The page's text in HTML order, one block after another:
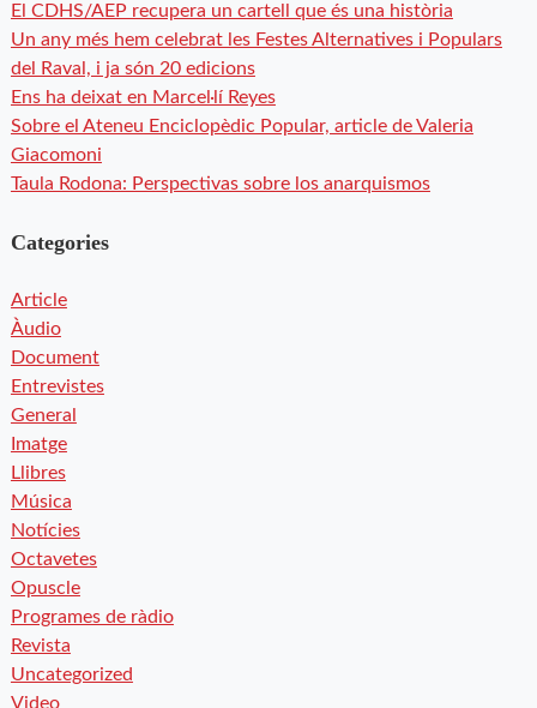
El CDHS/AEP recupera un cartell que és una història
Un any més hem celebrat les Festes Alternatives i Populars
del Raval, i ja són 20 edicions
Ens ha deixat en Marcel·lí Reyes
Sobre el Ateneu Enciclopèdic Popular, article de Valeria
Giacomoni
Taula Rodona: Perspectivas sobre los anarquismos
Categories
Article
Àudio
Document
Entrevistes
General
Imatge
Llibres
Música
Notícies
Octavetes
Opuscle
Programes de ràdio
Revista
Uncategorized
Video